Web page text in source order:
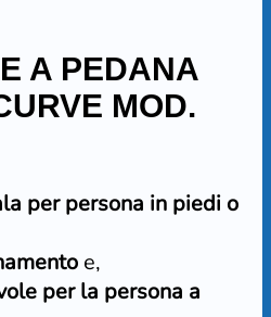
A PEDANA
MOD.
per persona in piedi o
e,
per la persona a